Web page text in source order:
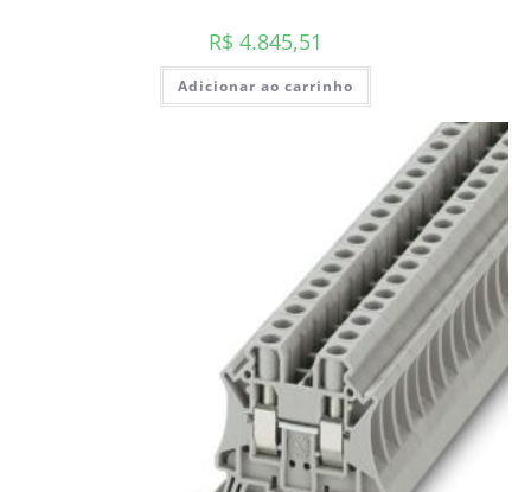
R$ 4.845,51
Adicionar ao carrinho